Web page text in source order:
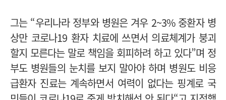
그는 “우리나라 정부와 병원은 겨우 2~3% 중환자 병
상만 코로나19 환자 치료에 쓰면서 의료체계가 붕괴
할지 모른다는 말로 책임을 회피하려 하고 있다”며 정
부도 병원들의 눈치를 보지 말아야 하며 병원도 비응
급환자 진료는 계속하면서 여력이 없다는 핑계로 국